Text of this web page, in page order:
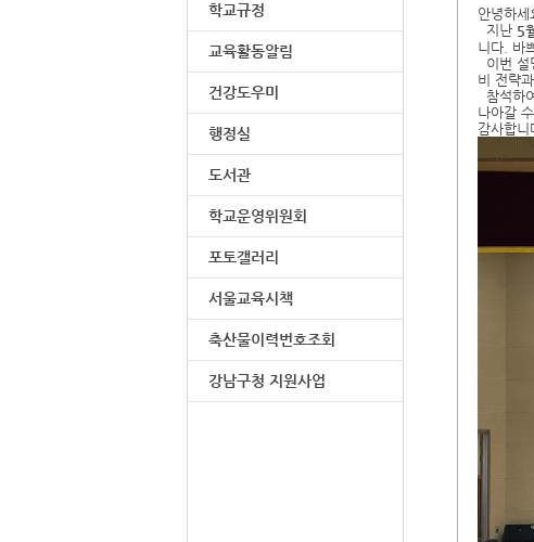
학교규정
교육활동알림
건강도우미
행정실
도서관
학교운영위원회
포토갤러리
서울교육시책
축산물이력번호조회
강남구청 지원사업
안녕하세
지난 5
니다. 바
이번 설
비 전략
참석하
나아갈
감사합니